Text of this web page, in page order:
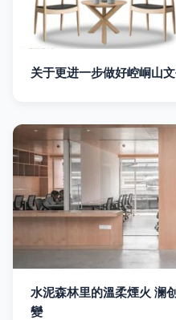
关于更进一步做好崆峒山
水泥森林里的溫柔煙火 澜
變